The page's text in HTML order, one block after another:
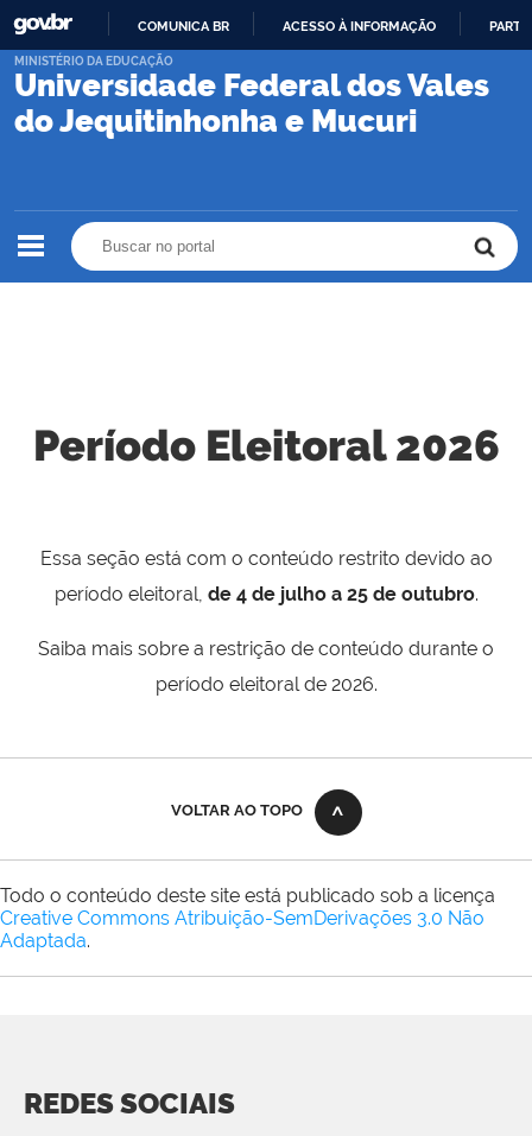
PARA
CONTEÚDO
COMUNICA BR ACESSO À INFORMAÇÃO
Universidade Federal dos Vales
do Jequitinhonha e Mucuri
MINISTÉRIO DA EDUCAÇÃO
Período Eleitoral 2026
Essa seção está com o conteúdo restrito devido ao
período eleitoral, de 4 de julho a 25 de outubro.
Saiba mais sobre a restrição de conteúdo durante o
período eleitoral de 2026.
VOLTAR AO TOPO
Todo o conteúdo deste site está publicado sob a licença
Creative Commons Atribuição-SemDerivações 3.0 Não
Adaptada.
REDES SOCIAIS